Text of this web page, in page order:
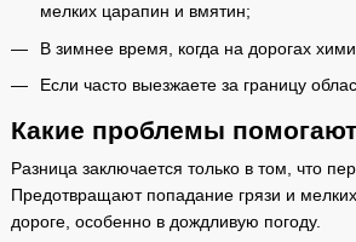
мелких царапин и вмятин;
В зимнее время, когда на дорогах
Если часто выезжаете за границу
Какие проблемы
Разница заключается только в том, что
Предотвращают попадание грязи и
дороге, особенно в дождливую погоду.